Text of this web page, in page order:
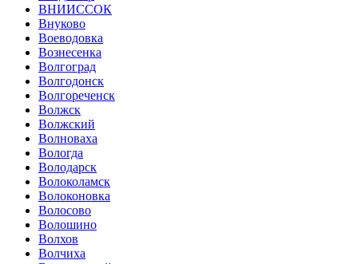
ВНИИССОК
Внуково
Воеводовка
Вознесенка
Волгоград
Волгодонск
Волгореченск
Волжск
Волжский
Волноваха
Вологда
Володарск
Волоколамск
Волоконовка
Волосово
Волошино
Волхов
Волчиха